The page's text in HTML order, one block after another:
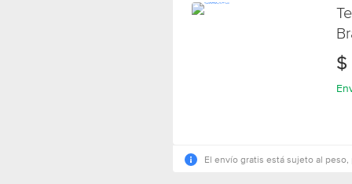
$
El envío gratis está sujeto al